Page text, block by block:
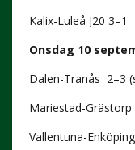
Kalix-Luleå J20 3–1
Onsdag 10
Dalen-Tranås 2–3
Mariestad-
Vallentuna-